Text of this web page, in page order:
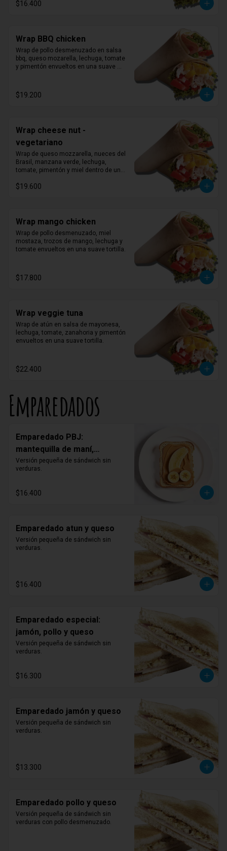
$16.400
Wrap BBQ chicken
Wrap de pollo desmenuzado en salsa
bbq, queso mozarella, lechuga, tomate
y pimentón envueltos en una suave
$19.200
Wrap cheese nut -
vegetariano
Wrap de queso mozzarella, nueces del
Brasil, manzana verde, lechuga,
tomate, pimentón y miel dentro de una
$19.600
Wrap mango chicken
Wrap de pollo desmenuzado, miel
mostaza, trozos de mango, lechuga y
tomate envueltos en una suave tortilla.
$17.800
Wrap veggie tuna
Wrap de atún en salsa de mayonesa,
lechuga, tomate, zanahoria y pimentón
envueltos en una suave tortilla.
$22.400
Emparedados
Emparedado PBJ:
mantequilla de maní,
mermelada y banano
Versión pequeña de sándwich sin
verduras.
$16.400
Emparedado atun y queso
Versión pequeña de sándwich sin
verduras.
$16.400
Emparedado especial:
jamón, pollo y queso
Versión pequeña de sándwich sin
verduras.
$16.300
Emparedado jamón y queso
Versión pequeña de sándwich sin
verduras.
$13.300
Emparedado pollo y queso
Versión pequeña de sándwich sin
verduras con pollo desmenuzado.